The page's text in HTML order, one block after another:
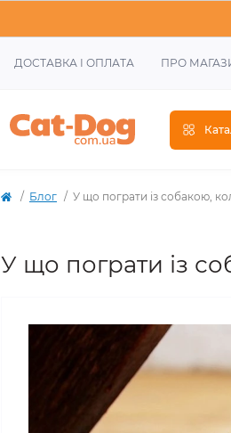
ДОСТАВКА І ОПЛАТА ПРО
Блог У що пограти із собакою,
У що пограти із